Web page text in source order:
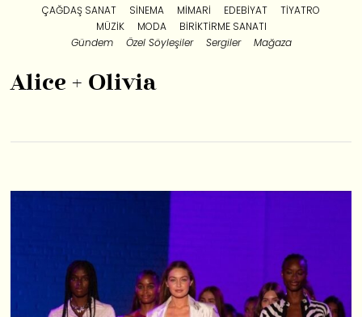
ÇAĞDAŞ SANAT SINEMA MIMARI EDEBIYAT
TIYATRO
MÜZIK
MODA
BIRIKTIRME SANATI
Gündem
Özel Söyleşiler Sergiler Mağaza
Alice + Olivia